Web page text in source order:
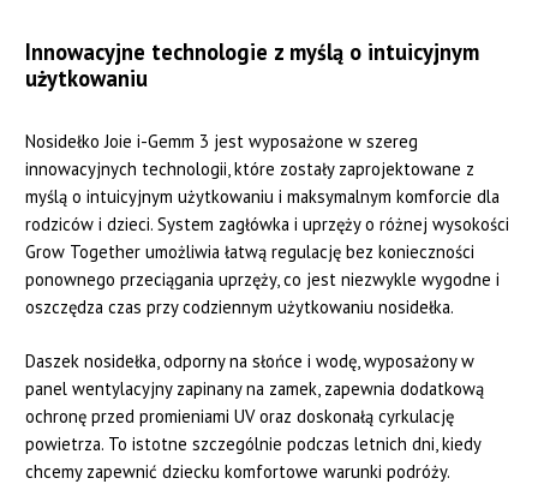
Innowacyjne technologie z myślą o intuicyjnym
użytkowaniu
Nosidełko Joie i-Gemm 3 jest wyposażone w szereg
innowacyjnych technologii, które zostały zaprojektowane z
myślą o intuicyjnym użytkowaniu i maksymalnym komforcie dla
rodziców i dzieci. System zagłówka i uprzęży o różnej wysokości
Grow Together umożliwia łatwą regulację bez konieczności
ponownego przeciągania uprzęży, co jest niezwykle wygodne i
oszczędza czas przy codziennym użytkowaniu nosidełka.
Daszek nosidełka, odporny na słońce i wodę, wyposażony w
panel wentylacyjny zapinany na zamek, zapewnia dodatkową
ochronę przed promieniami UV oraz doskonałą cyrkulację
powietrza. To istotne szczególnie podczas letnich dni, kiedy
chcemy zapewnić dziecku komfortowe warunki podróży.